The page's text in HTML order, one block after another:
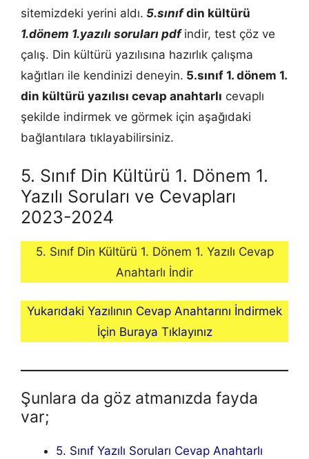
sitemizdeki yerini aldı. 5.sınıfdin kültürü
1.dönem 1.yazılı soruları pdf indir, test çöz ve
çalış. Din kültürü yazılısına hazırlık çalışma
kağıtları ile kendinizi deneyin. 5.sınıf 1. dönem 1.
din kültürü yazılısı cevap anahtarlı cevaplı
şekilde indirmek ve görmek için aşağıdaki
bağlantılara tıklayabilirsiniz.
5. Sınıf Din Kültürü 1. Dönem 1.
Yazılı Soruları ve Cevapları
2023-2024
5. Sınıf Din Kültürü 1. Dönem 1. Yazılı Cevap
Anahtarlı İndir
Yukarıdaki Yazılının Cevap Anahtarını İndirmek
İçin Buraya Tıklayınız
Şunlara da göz atmanızda fayda
var;
5. Sınıf Yazılı Soruları Cevap Anahtarlı